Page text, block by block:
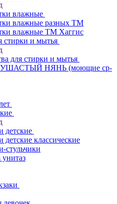
влажные
влажные разных ТМ
влажные ТМ Хаггис
стирки и мытья
для стирки и мытья
УШАСТЫЙ НЯНЬ (моющие ср-
детские
детские классические
стульчики